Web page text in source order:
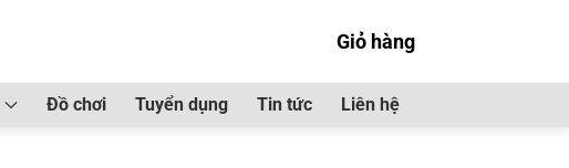
Giỏ hàng
Đồ chơi Tuyển dụng Tin tức Liên hệ